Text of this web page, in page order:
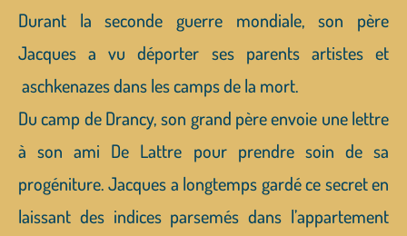
Durant la seconde guerre mondiale, son père
Jacques a vu déporter ses parents artistes et
aschkenazes dans les camps de la mort.
Du camp de Drancy, son grand père envoie une lettre
à son ami De Lattre pour prendre soin de sa
progéniture. Jacques a longtemps gardé ce secret en
laissant des indices parsemés dans l’appartement